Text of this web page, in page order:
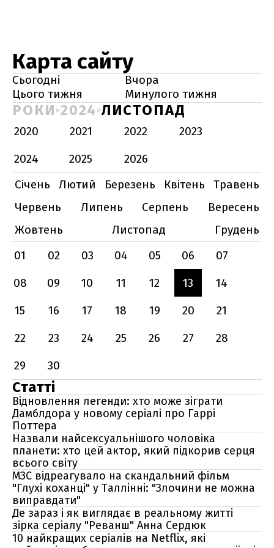
Карта сайту
Сьогодні
Вчора
Цього тижня
Минулого тижня
РОКИ 2024 ЛИСТОПАД
2020 2021 2022
2023
2024
2025
2026
Січень
Лютий Березень Квітень
Травень
Червень
Липень Серпень
Вересень
Жовтень
Листопад
Грудень
01
02 03 04 05 06
07
08
09 10 11 12 13
14
15
16 17 18 19 20
21
22
23 24 25 26 27
28
29
30
Статті
Відновлення легенди: хто може зіграти
Дамблдора у новому серіалі про Гаррі
Поттера
Назвали найсексуальнішого чоловіка
планети: хто цей актор, який підкорив серця
всього світу
МЗС відреагувало на скандальний фільм
"Глухі коханці" у Таллінні: "Злочини не можна
виправдати"
Де зараз і як виглядає в реальному житті
зірка серіалу "Реванш" Анна Сердюк
10 найкращих серіалів на Netflix, які